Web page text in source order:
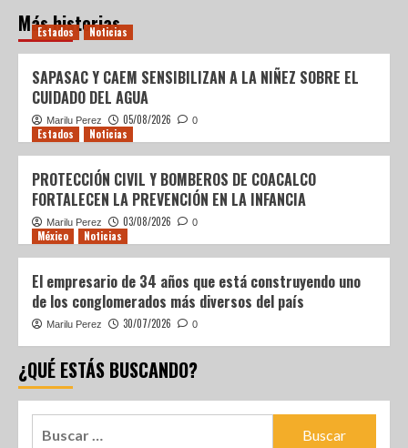
Más historias
Estados Noticias
SAPASAC Y CAEM SENSIBILIZAN A LA NIÑEZ SOBRE EL
CUIDADO DEL AGUA
Marilu Perez 05/08/2026 0
Estados Noticias
PROTECCIÓN CIVIL Y BOMBEROS DE COACALCO
FORTALECEN LA PREVENCIÓN EN LA INFANCIA
Marilu Perez 03/08/2026 0
México Noticias
El empresario de 34 años que está construyendo uno
de los conglomerados más diversos del país
Marilu Perez 30/07/2026 0
¿QUÉ ESTÁS BUSCANDO?